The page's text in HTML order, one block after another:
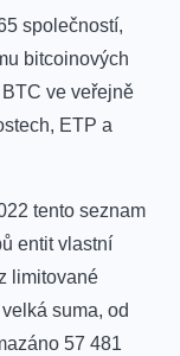
společností,
bitcoinových
ve veřejně
ETP a
tento seznam
entit vlastní
limitované
suma, od
57 481